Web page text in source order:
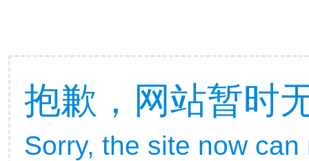
抱歉，网站暂时
Sorry, the site now